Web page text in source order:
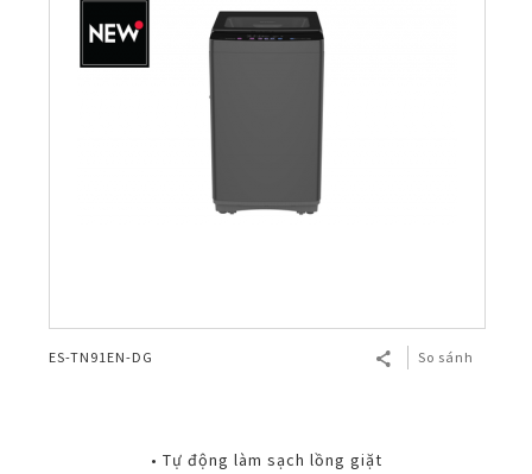
ES-TN91EN-DG So sánh
• Tự động làm sạch lồng giặt